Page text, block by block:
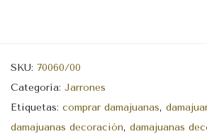
SKU: 70060/00
Categoría: Jarrones
Etiquetas: comprar damajuanas,
damajuanas decoración, damajuanas